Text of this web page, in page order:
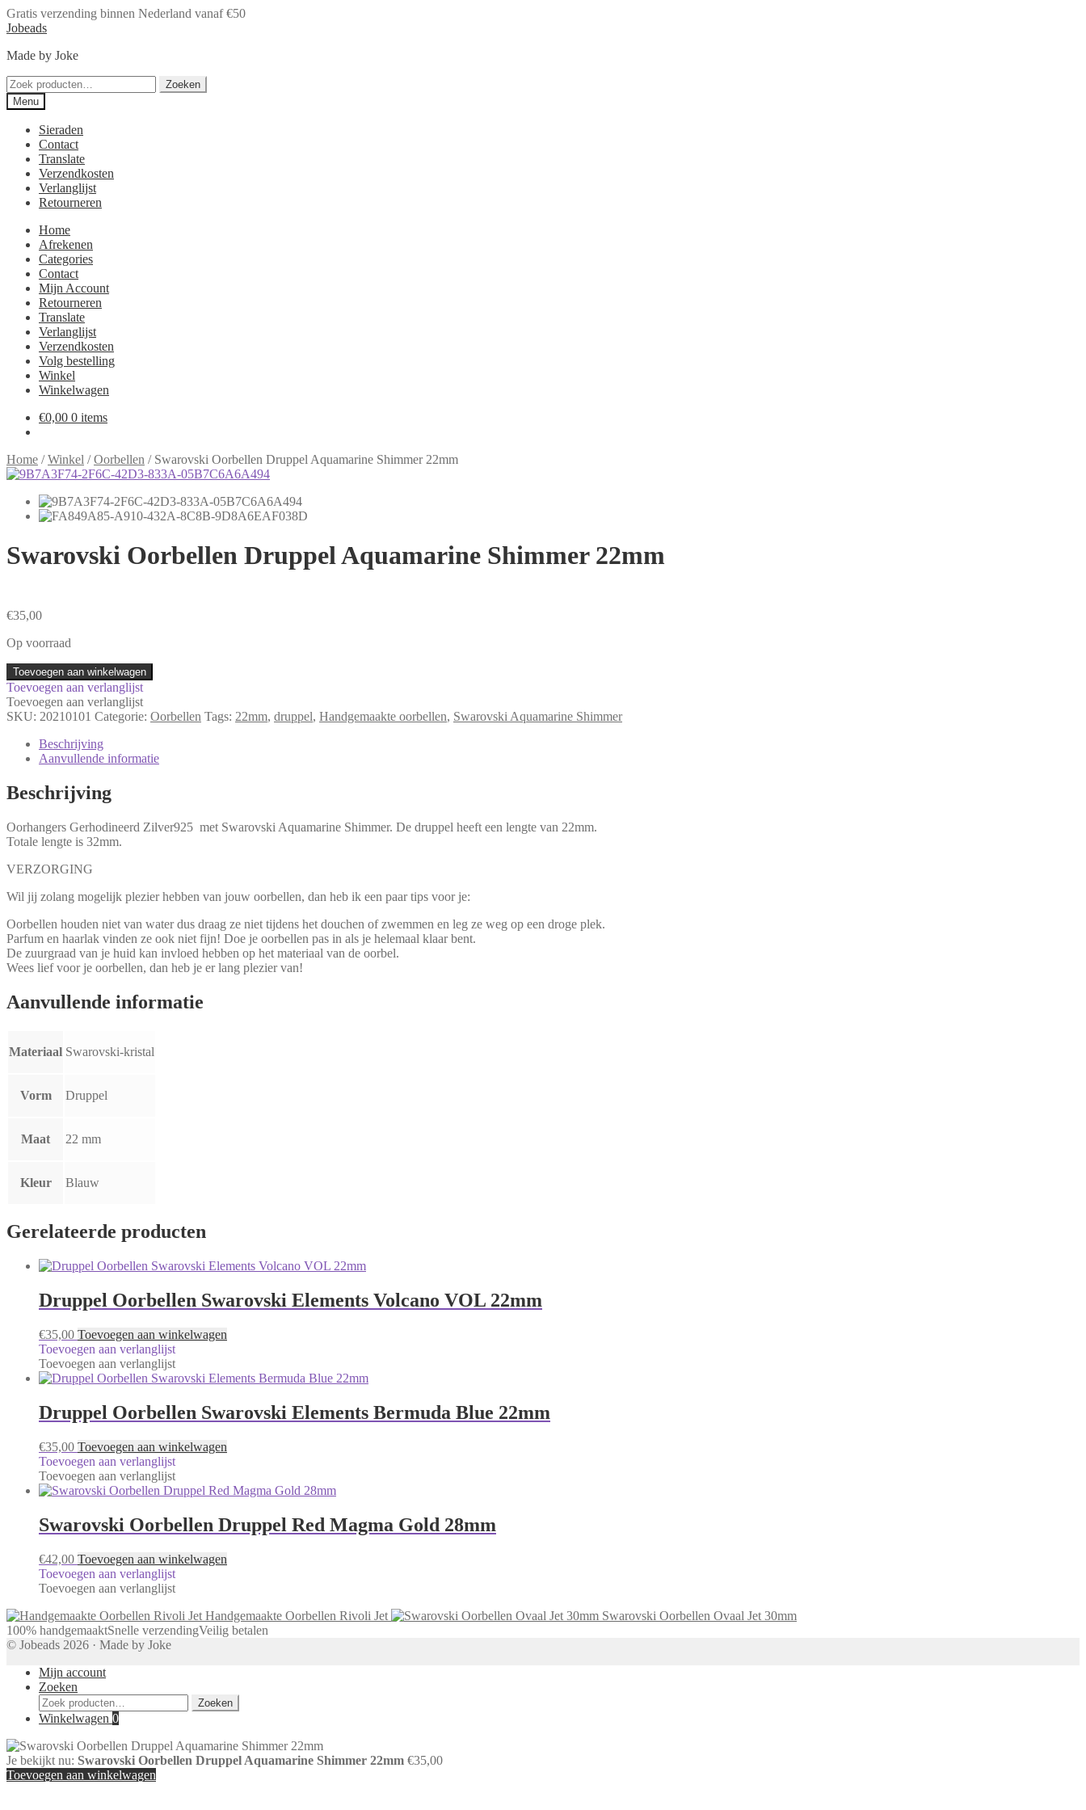
Gratis verzending binnen Nederland vanaf €50
Ga
naar
Ga
de
Jobeads
Made by Joke
Zoeken
naar:
Zoeken
Menu
Sieraden
Contact
Translate
Verzendkosten
Verlanglijst
Retourneren
Home
Afrekenen
Categories
Contact
Mijn Account
Retourneren
Translate
Verlanglijst
Verzendkosten
Volg bestelling
Winkel
Winkelwagen
€0,00 0 items
Home /Winkel /Oorbellen / Swarovski Oorbellen Druppel Aquamarine Shimmer 22mm
Swarovski Oorbellen Druppel Aquamarine Shimmer 22mm
€35,00
Op voorraad
Swarovski
Oorbellen
Druppel
Aquamarine
22mm
aantal
Toevoegen aan winkelwagen
Toevoegen aan verlanglijst
Toevoegen aan verlanglijst
SKU: 20210101 Categorie: Oorbellen Tags: 22mm, druppel, Handgemaakte oorbellen, Swarovski Aquamarine Shimmer
Beschrijving
Aanvullende informatie
Beschrijving
Oorhangers Gerhodineerd Zilver925 met Swarovski Aquamarine Shimmer. De druppel heeft een lengte van 22mm.
Totale lengte is 32mm.
VERZORGING
Wil jij zolang mogelijk plezier hebben van jouw oorbellen, dan heb ik een paar tips voor je:
Oorbellen houden niet van water dus draag ze niet tijdens het douchen of zwemmen en leg ze weg op een droge plek.
Parfum en haarlak vinden ze ook niet fijn! Doe je oorbellen pas in als je helemaal klaar bent.
De zuurgraad van je huid kan invloed hebben op het materiaal van de oorbel.
Wees lief voor je oorbellen, dan heb je er lang plezier van!
Aanvullende informatie
Materiaal Swarovski-kristal
Vorm Druppel
Maat 22 mm
Kleur Blauw
Gerelateerde producten
Druppel Oorbellen Swarovski Elements Volcano VOL 22mm
€35,00 Toevoegen aan winkelwagen
Toevoegen aan verlanglijst
Toevoegen aan verlanglijst
Druppel Oorbellen Swarovski Elements Bermuda Blue 22mm
€35,00 Toevoegen aan winkelwagen
Toevoegen aan verlanglijst
Toevoegen aan verlanglijst
Swarovski Oorbellen Druppel Red Magma Gold 28mm
€42,00 Toevoegen aan winkelwagen
Toevoegen aan verlanglijst
Toevoegen aan verlanglijst
Handgemaakte Oorbellen Rivoli Jet
Swarovski Oorbellen Ovaal Jet 30mm
100% handgemaaktSnelle verzendingVeilig betalen
© Jobeads 2026 · Made by Joke
Mijn account
Zoeken
Zoeken
naar:
Zoeken
Winkelwagen 0
Je bekijkt nu: Swarovski Oorbellen Druppel Aquamarine Shimmer 22mm €35,00
Toevoegen aan winkelwagen